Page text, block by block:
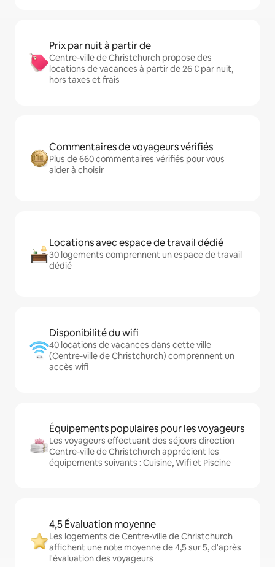
Prix par nuit à partir de
Centre-ville de Christchurch propose des
locations de vacances à partir de 26 € par nuit,
hors taxes et frais
Commentaires de voyageurs vérifiés
Plus de 660 commentaires vérifiés pour vous
aider à choisir
Locations avec espace de travail dédié
30 logements comprennent un espace de travail
dédié
Disponibilité du wifi
40 locations de vacances dans cette ville
(Centre-ville de Christchurch) comprennent un
accès wifi
Équipements populaires pour les voyageurs
Les voyageurs effectuant des séjours direction
Centre-ville de Christchurch apprécient les
équipements suivants : Cuisine, Wifi et Piscine
4,5 Évaluation moyenne
Les logements de Centre-ville de Christchurch
affichent une note moyenne de 4,5 sur 5, d'après
l'évaluation des voyageurs